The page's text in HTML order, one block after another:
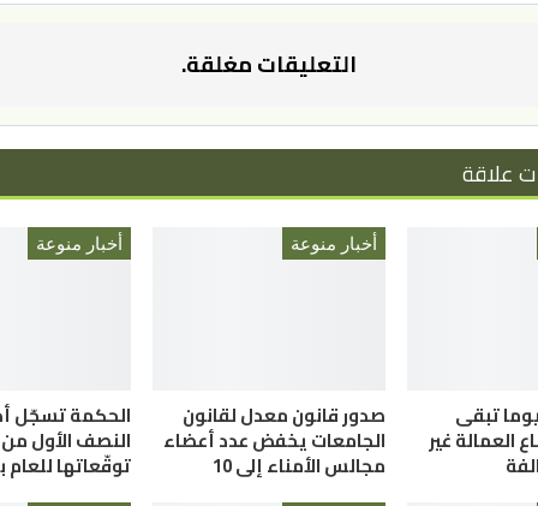
التعليقات مغلقة.
علاقة
58 يوما تبقى
العمالة غير
أخبار منوعة
صدور قانون معدل لقانون
الجامعات يخفض عدد أعضاء
مجالس الأمناء إلى 10
أخبار منوعة
الحكمة تسجّل
النصف الأول
توقّعاتها للعام